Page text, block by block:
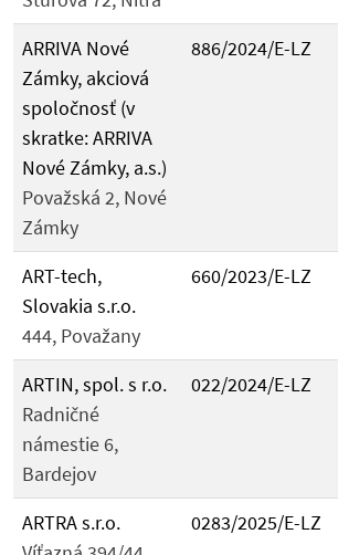
ARRIVA Nové
Zámky, akciová
spoločnosť (v
skratke: ARRIVA
Nové Zámky, a.s.)
Považská 2, Nové
Zámky
886/2024/E-LZ
ART-tech,
Slovakia s.r.o.
444, Považany
660/2023/E-LZ
ARTIN, spol. s r.o.
Radničné
námestie 6,
Bardejov
022/2024/E-LZ
ARTRA s.r.o.
0283/2025/E-LZ